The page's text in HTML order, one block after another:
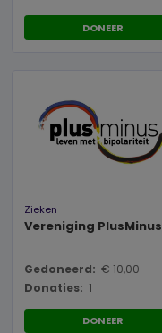
DONEER
Zieken
Vereniging PlusMinus
Gedoneerd: € 10,00
Donaties: 1
DONEER